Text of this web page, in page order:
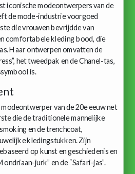
iconische modeontwerpers van de
de mode-industrie voorgoed
die vrouwen bevrijdde van
comfortabele kleding bood, die
Haar ontwerpen omvatten de
het tweedpak en de Chanel-tas,
is.
modeontwerper van de 20e eeuw net
die de traditionele mannelijke
en de trenchcoat,
kledingstukken. Zijn
op kunst en geschiedenis en
jurk” en de “Safari-jas”.